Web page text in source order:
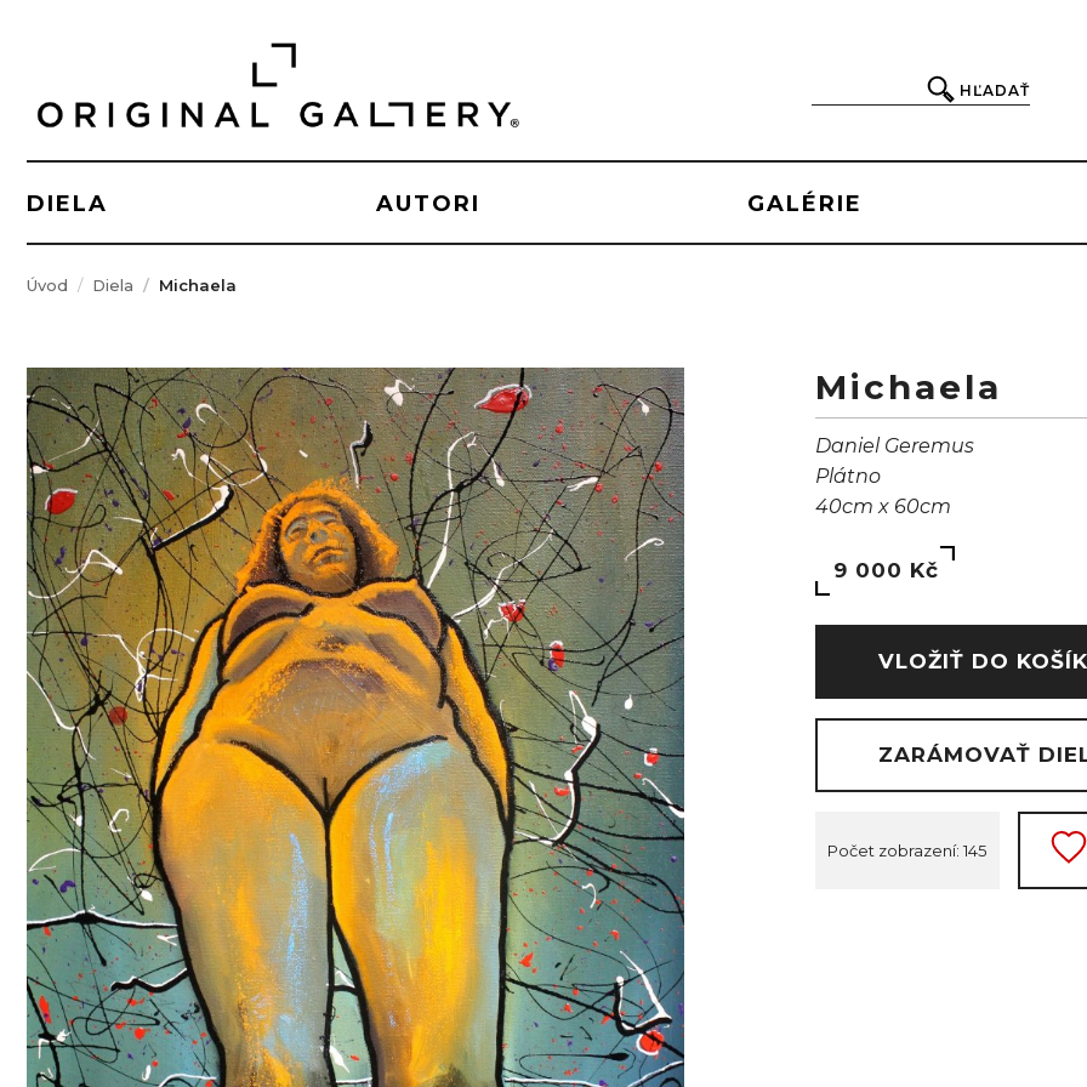
HĽADAŤ
DIELA AUTORI GALÉRIE
Úvod Diela Michaela
Michaela
Daniel Geremus
Plátno
40cm x 60cm
9 000 Kč
VLOŽIŤ DO
ZARÁMOVAŤ
Počet zobrazení: 145